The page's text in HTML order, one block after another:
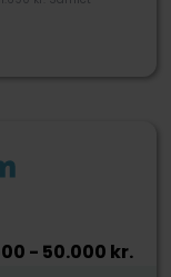
- 50.000 kr.